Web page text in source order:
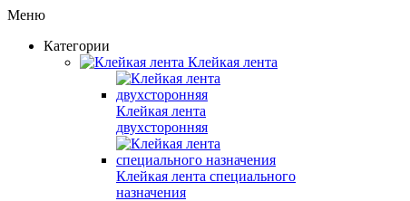
Меню
Категории
Клейкая лента
Клейкая лента
двухсторонняя
Клейкая лента специального
назначения